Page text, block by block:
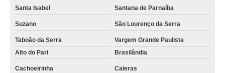
Santa Isabel Santana de Parnaíba
Suzano São Lourenço da Serra
Taboão da Serra
Vargem Grande Paulista
Alto do Pari
Brasilândia
Cachoeirinha Caieras